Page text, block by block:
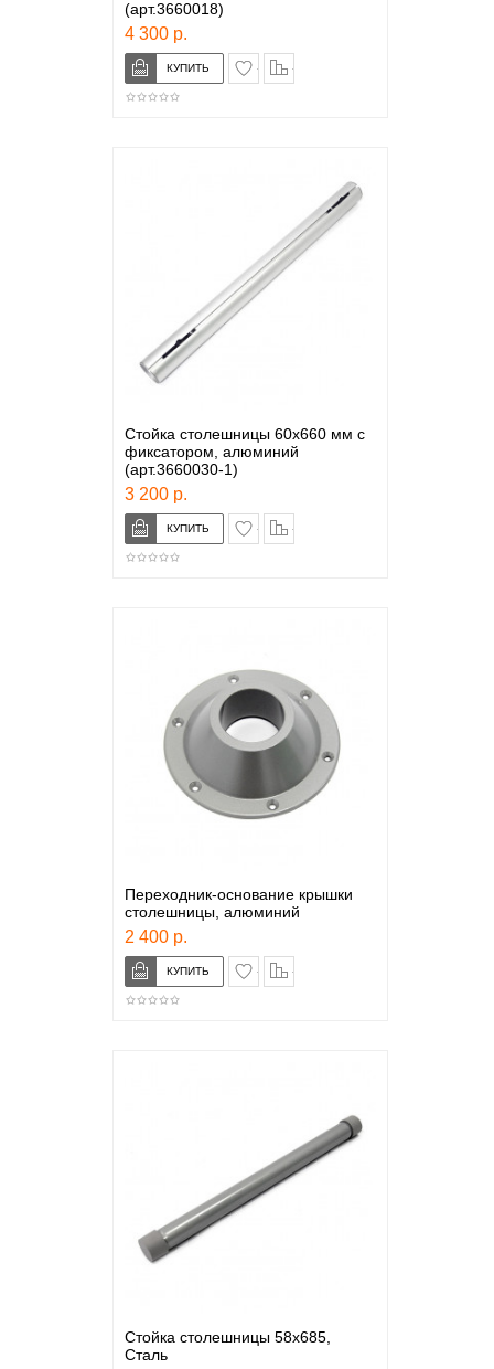
(арт.3660018)
4 300 р.
в закладки
Стойка столешницы 60х660 мм с
фиксатором, алюминий
(арт.3660030-1)
3 200 р.
в закладки
Переходник-основание крышки
столешницы, алюминий
2 400 р.
в закладки
Стойка столешницы 58x685,
Сталь